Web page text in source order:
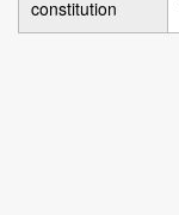
constitution